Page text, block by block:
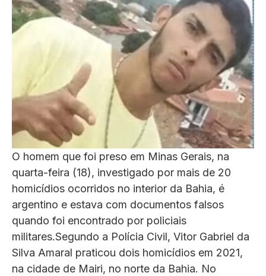
O homem que foi preso em Minas Gerais, na
quarta-feira (18), investigado por mais de 20
homicídios ocorridos no interior da Bahia, é
argentino e estava com documentos falsos
quando foi encontrado por policiais
militares.Segundo a Polícia Civil, Vitor Gabriel da
Silva Amaral praticou dois homicídios em 2021,
na cidade de Mairi, no norte da Bahia. No